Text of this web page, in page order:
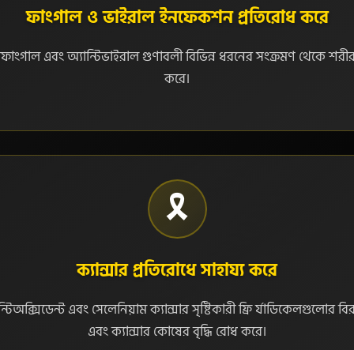
ফাংগাল ও ভাইরাল ইনফেকশন প্রতিরোধ করে
এবং অ্যান্টিভাইরাল গুণাবলী বিভিন্ন ধরনের সংক্রমণ থেকে
করে।
🎗️
ক্যান্সার প্রতিরোধে সাহায্য করে
এবং সেলেনিয়াম ক্যান্সার সৃষ্টিকারী ফ্রি র্যাডিকেলগুলোর
এবং ক্যান্সার কোষের বৃদ্ধি রোধ করে।